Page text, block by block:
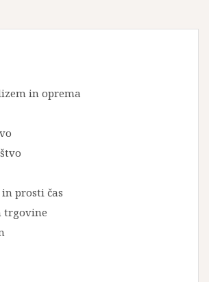
in oprema
prosti čas
trgovine